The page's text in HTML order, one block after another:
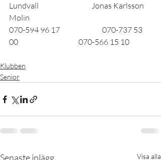
Lundvall                                   Jonas Karlsson
Molin
070-594 96 17                            070-737 53
00                                        070-566 15 10
Klubben
Senior
Senaste inlägg Visa alla